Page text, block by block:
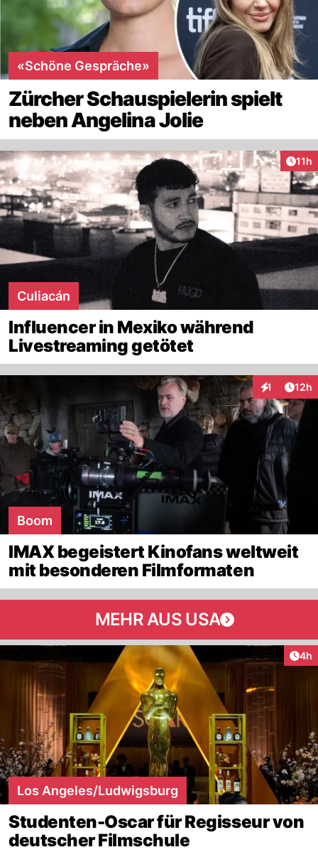
«Schöne Gespräche»
Zürcher Schauspielerin spielt
neben Angelina Jolie
11h
Culiacán
Influencer in Mexiko während
Livestreaming getötet
1 12h
Boom
IMAX begeistert Kinofans weltweit
mit besonderen Filmformaten
MEHR AUS USA
4h
Los Angeles/Ludwigsburg
Studenten-Oscar für Regisseur von
deutscher Filmschule